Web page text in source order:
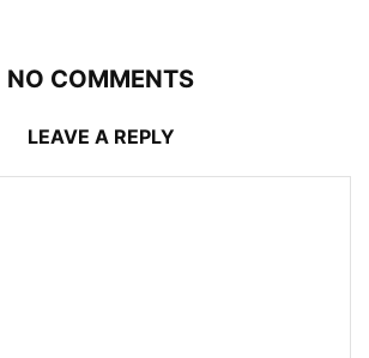
NO COMMENTS
LEAVE A REPLY